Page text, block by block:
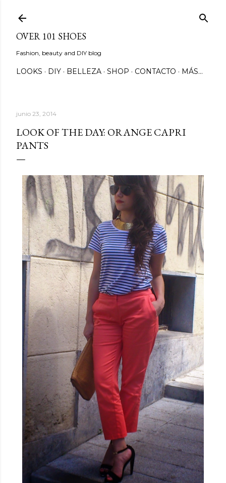
OVER 101 SHOES
Fashion, beauty and DIY blog
LOOKS DIY BELLEZA SHOP CONTACTO MÁS…
junio 23, 2014
LOOK OF THE DAY: ORANGE CAPRI
PANTS